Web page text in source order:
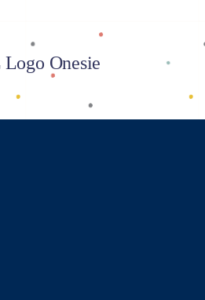
Onesie